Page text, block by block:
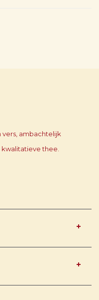
vers, ambachtelijk
thee.